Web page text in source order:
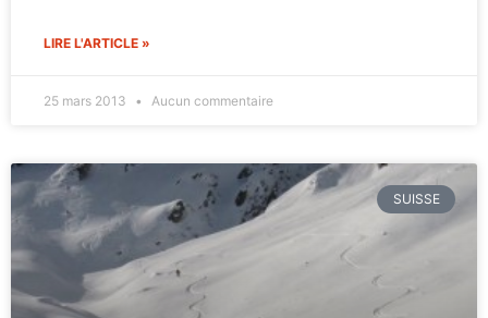
LIRE L'ARTICLE »
25 mars 2013 Aucun commentaire
SUISSE